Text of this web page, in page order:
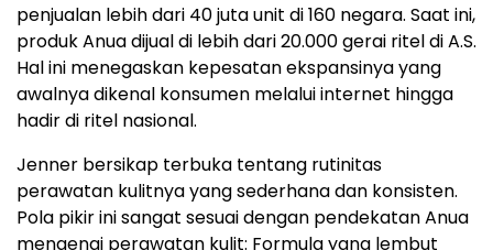
penjualan lebih dari 40 juta unit di 160 negara. Saat ini,
produk Anua dijual di lebih dari 20.000 gerai ritel di A.S.
Hal ini menegaskan kepesatan ekspansinya yang
awalnya dikenal konsumen melalui internet hingga
hadir di ritel nasional.
Jenner bersikap terbuka tentang rutinitas
perawatan kulitnya yang sederhana dan konsisten.
Pola pikir ini sangat sesuai dengan pendekatan Anua
mengenai perawatan kulit: Formula yang lembut